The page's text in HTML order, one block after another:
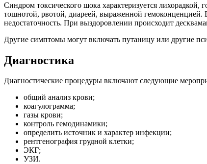
Синдром токсического шока характеризуется
тошнотой, рвотой, диареей, выраженной гемоконценцией.
недостаточность. При выздоровлении происходит
Другие симптомы могут включать путаницу или другие
Диагностика
Диагностические процедуры включают следующие
общий анализ крови;
коагулограмма;
газы крови;
контроль гемодинамики;
определить источник и характер инфекции;
рентгенография грудной клетки;
ЭКГ;
УЗИ.